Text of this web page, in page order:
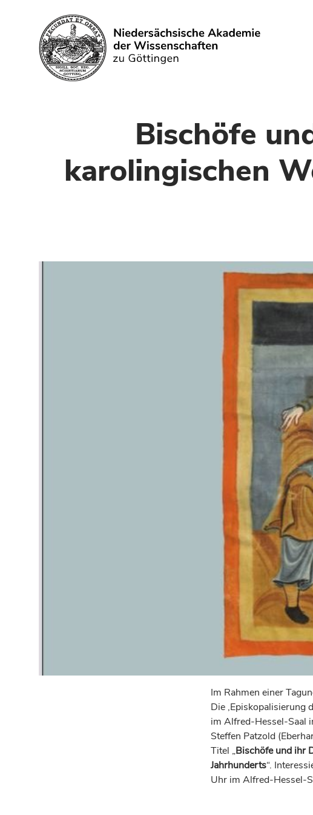
Suchen
Bischöfe
karolingischen
Im Rahmen einer
Die ‚Episkopalisierung
im Alfred-Hessel-Saal
Steffen Patzold
Titel „Bischöfe und ihr
Jahrhunderts“.
Uhr im Alfred-Hessel-